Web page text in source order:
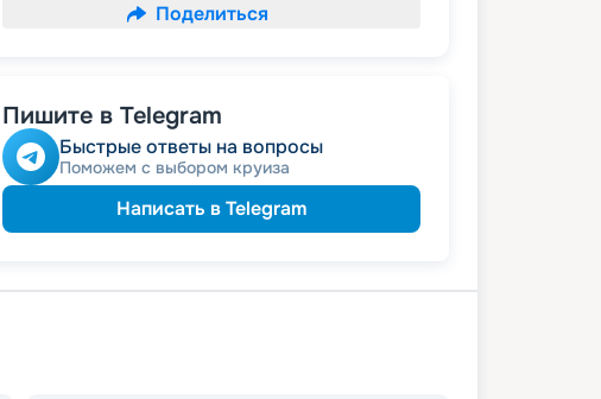
Поделиться
Пишите в Telegram
Быстрые ответы на вопросы
Поможем с выбором круиза
Написать в Telegram